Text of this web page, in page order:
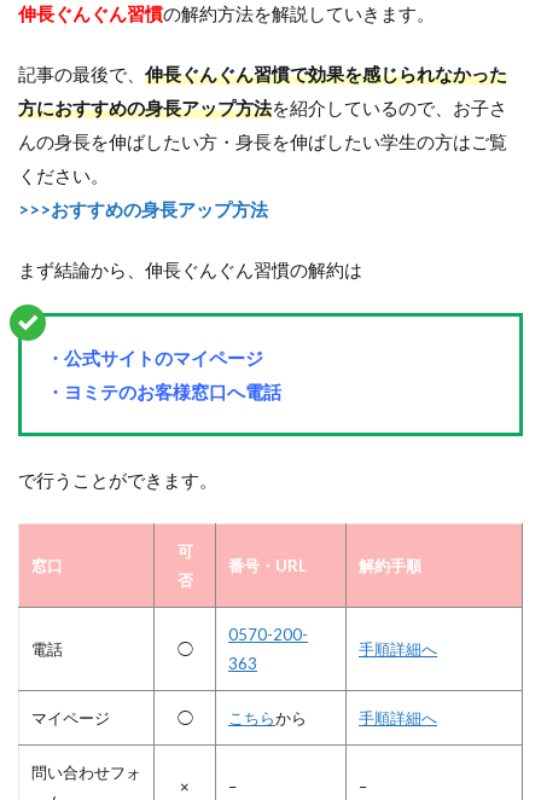
伸長ぐんぐん習慣の解約方法を解説していきます。
記事の最後で、 伸長ぐんぐん習慣で効果を感じられなかった
方におすすめの身長アップ方法を紹介しているので、お子さ
んの身長を伸ばしたい方・身長を伸ばしたい学生の方はご覧
ください。
>>>おすすめの身長アップ方法
まず結論から、伸長ぐんぐん習慣の解約は
・公式サイトのマイページ
・ヨミテのお客様窓口へ電話
で行うことができます。
窓口
可
否
番号・URL 解約手順
電話 ◯
0570-200-
363
手順詳細へ
マイページ ◯ こちらから 手順詳細へ
問い合わせフォ
× – –